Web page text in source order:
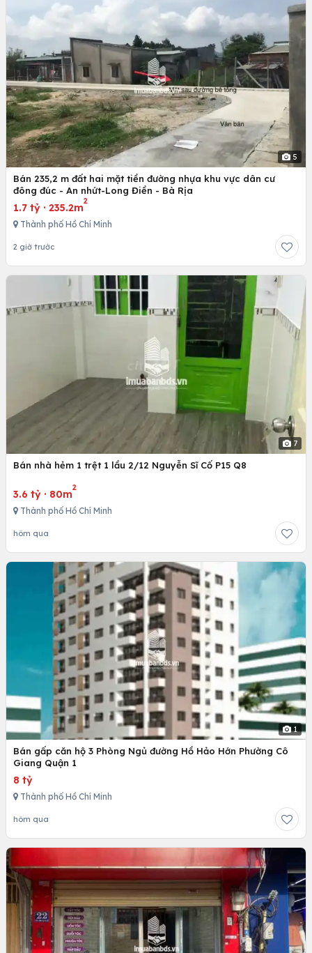
5
Bán 235,2 m đất hai mặt tiền đường nhựa khu vực dân cư
đông đúc - An nhứt-Long Điền - Bà Rịa
1.7 tỷ · 235.2m
2
Thành phố Hồ Chí Minh
2 giờ trước
7
Bán nhà hẻm 1 trệt 1 lầu 2/12 Nguyễn Sĩ Cố P15 Q8
3.6 tỷ · 80m
2
Thành phố Hồ Chí Minh
hôm qua
1
Bán gấp căn hộ 3 Phòng Ngủ đường Hồ Hảo Hớn Phường Cô
Giang Quận 1
8 tỷ
Thành phố Hồ Chí Minh
hôm qua